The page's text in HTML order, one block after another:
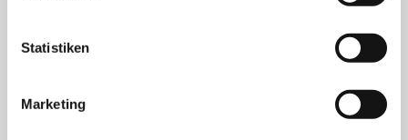
Statistiken
Marketing
interessieren